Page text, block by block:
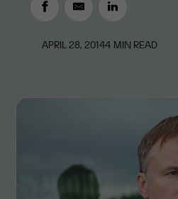
APRIL 28, 20144 MIN READ